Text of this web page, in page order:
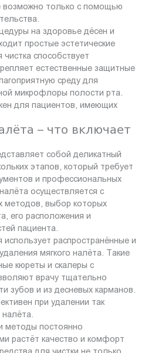
возможно только с помощью
на здоровье дёсен и
простые эстетические
способствует
естественные защитные
среду для
микрофлоры полости рта.
для пациентов, имеющих
– что включает
собой деликатный
этапов, который требует
и профессиональных
осуществляется с
методов, выбор которых
его расположения и
пациента.
распространённые и
мягкого налёта. Такие
кюреты и скалеры с
врачу тщательно
зубов и из десневых карманов.
при удалении так
методы постоянно
растёт качество и комфорт